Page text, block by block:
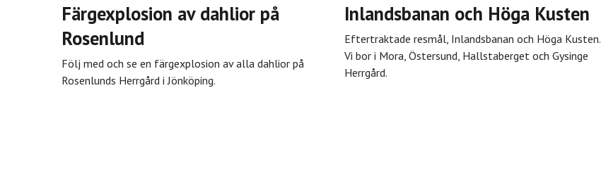
Färgexplosion av dahlior på
Rosenlund
Följ med och se en färgexplosion av alla dahlior på
Rosenlunds Herrgård i Jönköping.
Inlandsbanan och Höga Kusten
Eftertraktade resmål, Inlandsbanan och Höga Kusten.
Vi bor i Mora, Östersund, Hallstaberget och Gysinge
Herrgård.